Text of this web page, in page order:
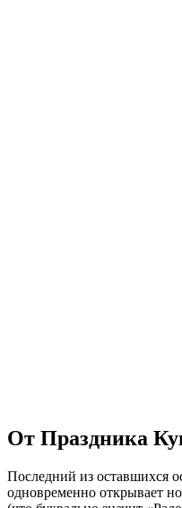
От Праздника
Последний из оставшихся
одновременно открывает